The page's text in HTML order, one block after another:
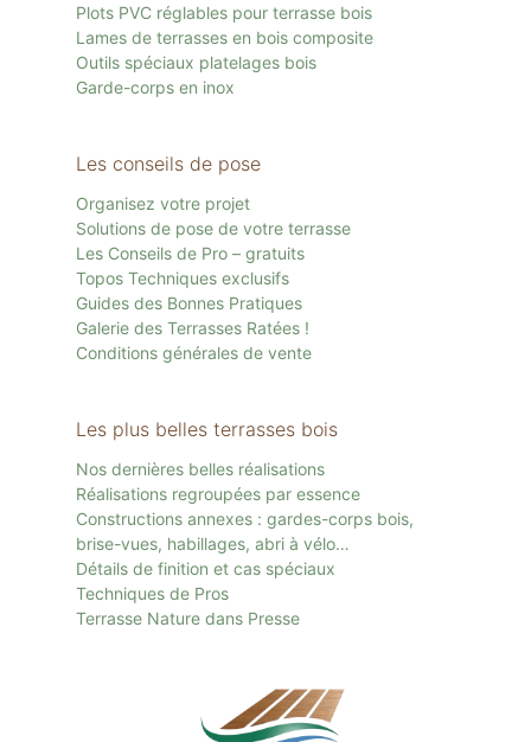
Plots PVC réglables pour terrasse bois
Lames de terrasses en bois composite
Outils spéciaux platelages bois
Garde-corps en inox
Les conseils de pose
Organisez votre projet
Solutions de pose de votre terrasse
Les Conseils de Pro – gratuits
Topos Techniques exclusifs
Guides des Bonnes Pratiques
Galerie des Terrasses Ratées !
Conditions générales de vente
Les plus belles terrasses bois
Nos dernières belles réalisations
Réalisations regroupées par essence
Constructions annexes : gardes-corps bois,
brise-vues, habillages, abri à vélo…
Détails de finition et cas spéciaux
Techniques de Pros
Terrasse Nature dans Presse